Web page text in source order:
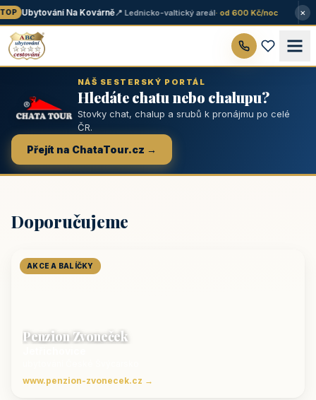
Ubytování Na Kovárně📍 Lednicko-valtický areál· od 600 Kč/noc ×
NÁŠ SESTERSKÝ PORTÁL
Hledáte chatu nebo chalupu?
Stovky chat, chalup a srubů k pronájmu po celé
ČR.
Přejít na ChataTour.cz →
Doporučujeme
AKCE A BALÍČKY
Penzion Zvoneček
www.penzion-zvonecek.cz →